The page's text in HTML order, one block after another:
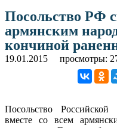
Посольство РФ
армянским
кончиной
19.01.2015 просмотры:
Посольство
вместе со всем